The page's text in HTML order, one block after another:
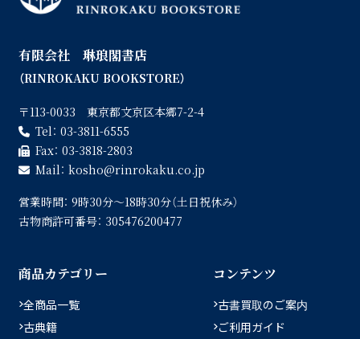
有限会社 琳琅閣書店
（RINROKAKU BOOKSTORE）
〒113-0033 東京都文京区本郷7-2-4
Tel： 03-3811-6555
Fax： 03-3818-2803
Mail： kosho
rinrokaku.co.jp
営業時間： 9時30分〜18時30分（土日祝休み）
古物商許可番号： 305476200477
商品カテゴリー
全商品一覧
古典籍
コンテンツ
古書買取のご案内
ご利用ガイド